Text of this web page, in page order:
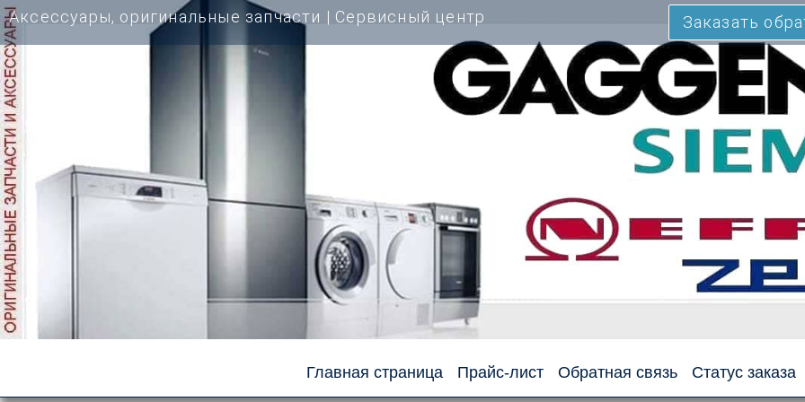
Перейти
к
содержимому
Аксессуары, оригинальные запчасти | Cервисный центр Заказать
Главная страница Прайс-лист Обратная связь Статус заказа